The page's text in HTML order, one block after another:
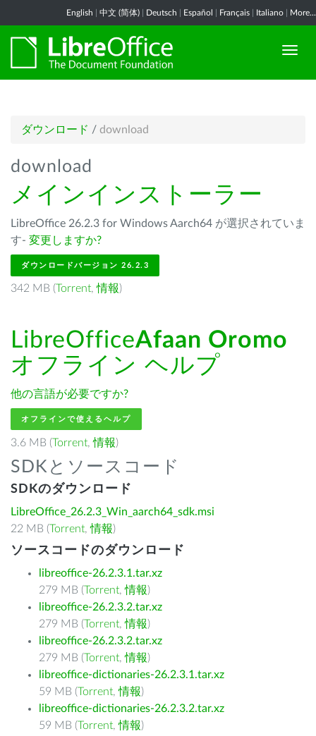
English 中文 (简体) Deutsch Español Français Italiano More...
ダウンロード / download
download
メインインストーラー
LibreOffice 26.2.3 for Windows Aarch64 が選択されていま
す- 変更しますか?
ダウンロードバージョン 26.2.3
342 MB (Torrent,情報)
LibreOfficeAfaan Oromo
オフライン ヘルプ
他の言語が必要ですか?
オフラインで使えるヘルプ
3.6 MB (Torrent,情報)
SDKとソースコード
SDKのダウンロード
LibreOffice_26.2.3_Win_aarch64_sdk.msi
22 MB (Torrent,情報)
ソースコードのダウンロード
libreoffice-26.2.3.1.tar.xz
279 MB (Torrent,情報)
libreoffice-26.2.3.2.tar.xz
279 MB (Torrent,情報)
libreoffice-26.2.3.2.tar.xz
279 MB (Torrent,情報)
libreoffice-dictionaries-26.2.3.1.tar.xz
59 MB (Torrent,情報)
libreoffice-dictionaries-26.2.3.2.tar.xz
59 MB (Torrent,情報)